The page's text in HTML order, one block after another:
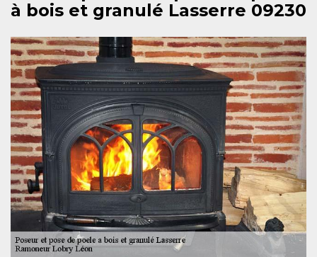
à bois et granulé Lasserre 09230